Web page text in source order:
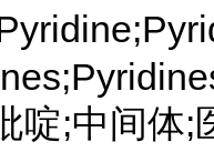
啶;中间体;